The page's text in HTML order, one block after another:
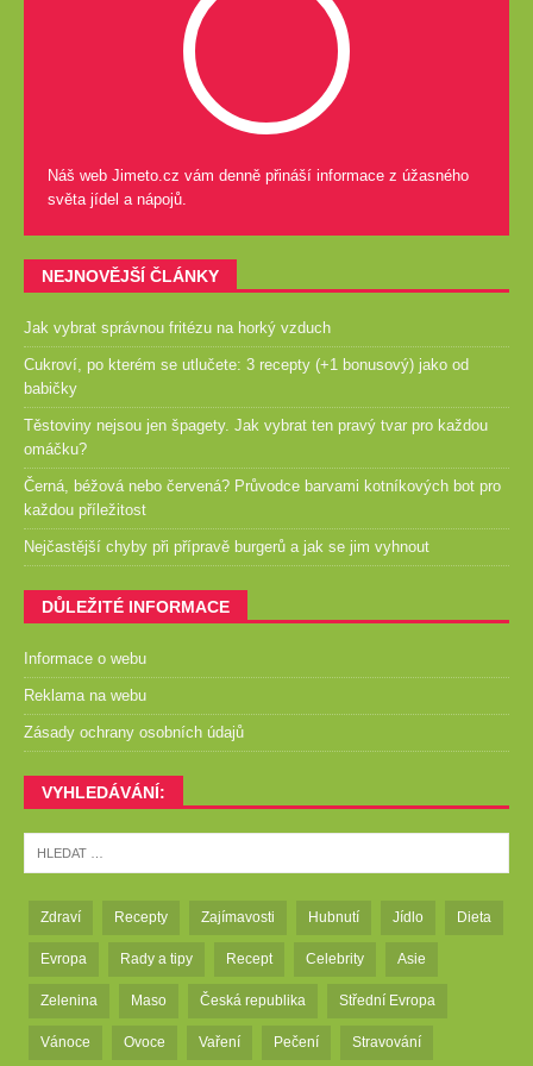
Náš web Jimeto.cz vám denně přináší informace z úžasného
světa jídel a nápojů.
NEJNOVĚJŠÍ ČLÁNKY
Jak vybrat správnou fritézu na horký vzduch
Cukroví, po kterém se utlučete: 3 recepty (+1 bonusový) jako od
babičky
Těstoviny nejsou jen špagety. Jak vybrat ten pravý tvar pro každou
omáčku?
Černá, béžová nebo červená? Průvodce barvami kotníkových bot pro
každou příležitost
Nejčastější chyby při přípravě burgerů a jak se jim vyhnout
DŮLEŽITÉ INFORMACE
Informace o webu
Reklama na webu
Zásady ochrany osobních údajů
VYHLEDÁVÁNÍ:
Zdraví Recepty Zajímavosti Hubnutí Jídlo Dieta
Evropa Rady a tipy Recept Celebrity Asie
Zelenina Maso Česká republika Střední Evropa
Vánoce Ovoce Vaření Pečení Stravování